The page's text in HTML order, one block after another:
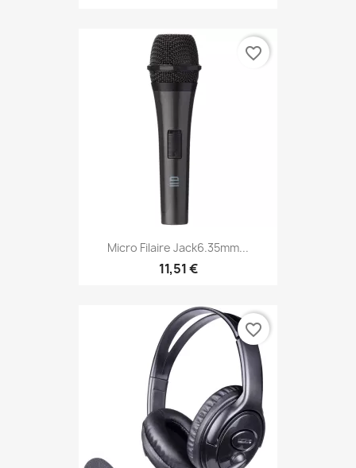
Micro Filaire Jack6.35mm...
11,51 €
favorite_border
favorite_border